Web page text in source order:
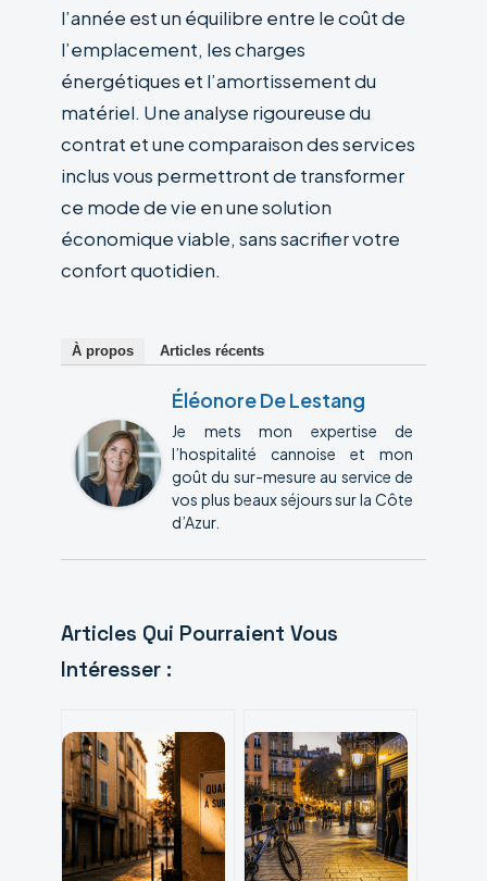
l’année est un équilibre entre le coût de
l’emplacement, les charges
énergétiques et l’amortissement du
matériel. Une analyse rigoureuse du
contrat et une comparaison des services
inclus vous permettront de transformer
ce mode de vie en une solution
économique viable, sans sacrifier votre
confort quotidien.
À propos Articles récents
Éléonore De Lestang
Je mets mon expertise de
l’hospitalité cannoise et mon
goût du sur-mesure au service de
vos plus beaux séjours sur la Côte
d’Azur.
Articles Qui Pourraient Vous
Intéresser :